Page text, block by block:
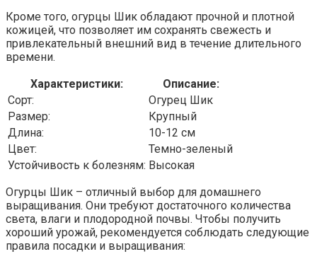
Кроме того, огурцы Шик обладают прочной и плотной
кожицей, что позволяет им сохранять свежесть и
привлекательный внешний вид в течение длительного
времени.
Характеристики:
Описание:
Сорт:
Огурец Шик
Размер:
Крупный
Длина:
10-12 см
Цвет:
Темно-зеленый
Устойчивость к болезням: Высокая
Огурцы Шик – отличный выбор для домашнего
выращивания. Они требуют достаточного количества
света, влаги и плодородной почвы. Чтобы получить
хороший урожай, рекомендуется соблюдать следующие
правила посадки и выращивания: